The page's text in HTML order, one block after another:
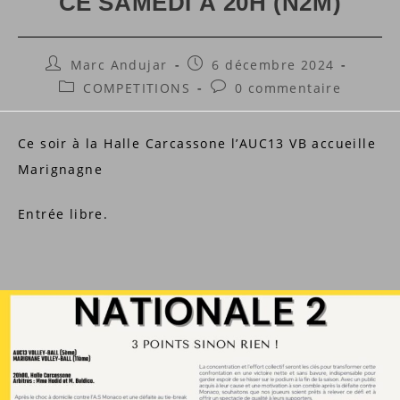
Auteur/autrice
de
Marc Andujar
Publication
publiée :
6 décembre 2024
PostCOMPETITIONS
Commentaires
publication :
0 commentaire
Ce soir à la Halle Carcassone l’AUC13 VB accueille
Marignagne
Entrée libre.